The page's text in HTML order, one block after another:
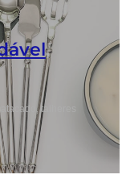
,
talheres